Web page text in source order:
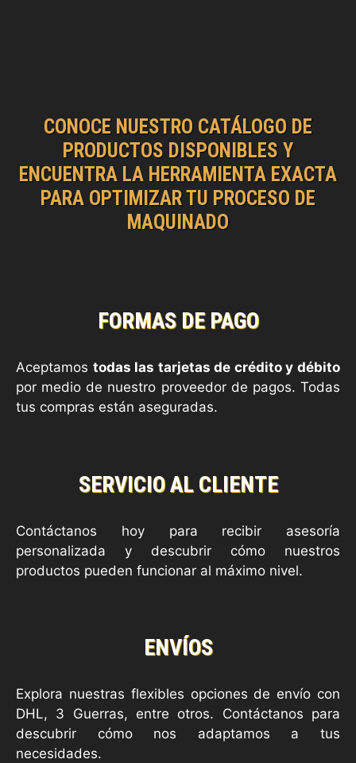
CONOCE NUESTRO CATÁLOGO DE
PRODUCTOS DISPONIBLES Y
ENCUENTRA LA HERRAMIENTA EXACTA
PARA OPTIMIZAR TU PROCESO DE
MAQUINADO
FORMAS DE PAGO
Aceptamos todas las tarjetas de crédito y débito
por medio de nuestro proveedor de pagos. Todas
tus compras están aseguradas.
SERVICIO AL CLIENTE
Contáctanos hoy para recibir asesoría
personalizada y descubrir cómo nuestros
productos pueden funcionar al máximo nivel.
ENVÍOS
Explora nuestras flexibles opciones de envío con
DHL, 3 Guerras, entre otros. Contáctanos para
descubrir cómo nos adaptamos a tus
necesidades.